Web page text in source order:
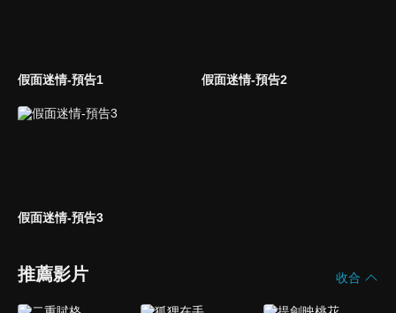
假面迷情-預告1 假面迷情-預告2
假面迷情-預告3
推薦影片 收合